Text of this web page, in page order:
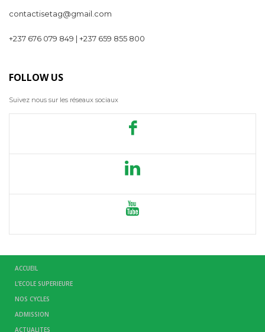
contactisetag@gmail.com
+237 676 079 849 | +237 659 855 800
FOLLOW US
Suivez nous sur les réseaux sociaux
ACCUEIL
L’ECOLE SUPERIEURE
NOS CYCLES
ADMISSION
ACTUALITES